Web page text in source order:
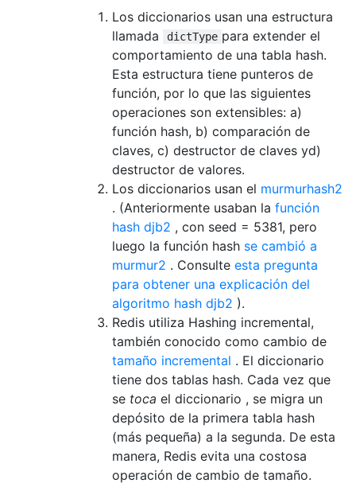
Los diccionarios usan una estructura
llamada
dictType para extender el
comportamiento de una tabla hash.
Esta estructura tiene punteros de
función, por lo que las siguientes
operaciones son extensibles: a)
función hash, b) comparación de
claves, c) destructor de claves yd)
destructor de valores.
Los diccionarios usan el murmurhash2
. (Anteriormente usaban la función
hash djb2 , con seed = 5381, pero
luego la función hash se cambió a
murmur2 . Consulte esta pregunta
para obtener una explicación del
algoritmo hash djb2 ).
Redis utiliza Hashing incremental,
también conocido como cambio de
tamaño incremental . El diccionario
tiene dos tablas hash. Cada vez que
se toca el diccionario , se migra un
depósito de la primera tabla hash
(más pequeña) a la segunda. De esta
manera, Redis evita una costosa
operación de cambio de tamaño.